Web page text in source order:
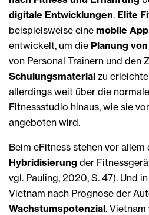
digitale Entwicklungen. Elite
beispielsweise eine mobile App
entwickelt, um die Planung
von Personal Trainern und den
Schulungsmaterial zu
allerdings weit über die
Fitnessstudio hinaus, wie sie
angeboten wird.
Beim eFitness stehen vor allem
Hybridisierung der
vgl. Pauling, 2020, S. 47). Und
Vietnam nach Prognose der
Wachstumspotenzial.